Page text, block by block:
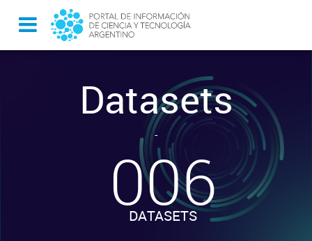
Datasets
-
006
DATASETS